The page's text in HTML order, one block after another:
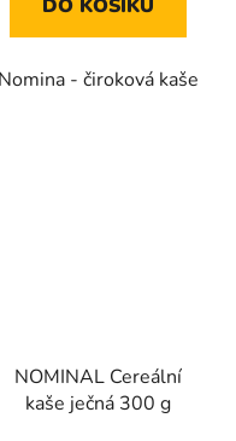
DO KOŠÍKU
Nomina - čiroková kaše
NOMINAL Cereální
kaše ječná 300 g